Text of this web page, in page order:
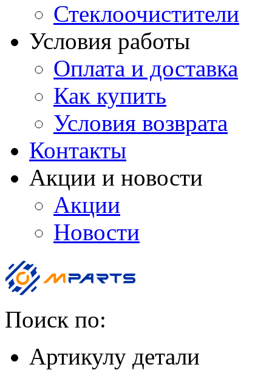
Стеклоочистители
Условия работы
Оплата и доставка
Как купить
Условия возврата
Контакты
Акции и новости
Акции
Новости
Поиск по:
Артикулу детали